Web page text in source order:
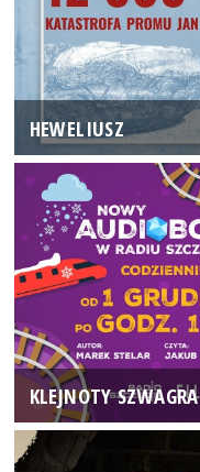
HEWELIUSZ
KLEJNOTY SZWAGRA